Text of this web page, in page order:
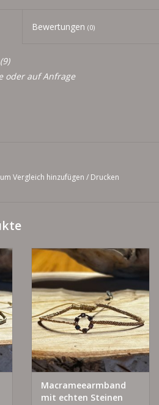
Bewertungen (0)
oder auf Anfrage
Vergleich hinzufügen / Drucken
Macrameearmband
mit echten Steinen